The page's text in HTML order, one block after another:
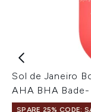
Sol de Janeiro
AHA BHA
SPARE 25% CODE: